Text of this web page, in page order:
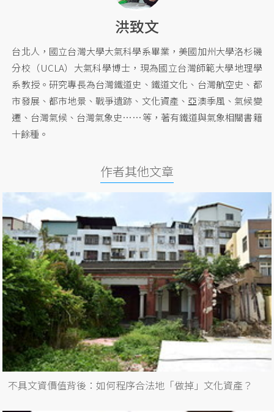
洪致文
台北人，國立台灣大學大氣科學系畢業，美國加州大學洛杉磯
分校（UCLA）大氣科學博士，現為國立台灣師範大學地理學
系教授。研究專長為台灣鐵道史、鐵道文化、台灣航空史、都
市發展、都市地景、戰爭遺跡、文化資產、亞澳季風、氣候變
遷、台灣氣候、台灣氣象史……等，著有鐵道與氣象相關書籍
十餘種。
作者其他文章
不具文資價值背後：如何程序合法地「做掉」文化資產？